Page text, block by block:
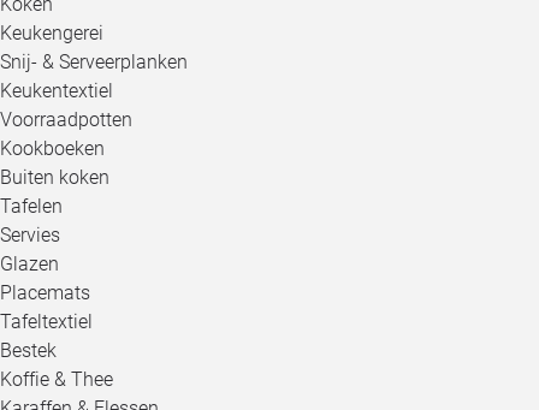
Keukengerei
Snij- & Serveerplanken
Keukentextiel
Voorraadpotten
Kookboeken
Buiten koken
Tafelen
Servies
Glazen
Placemats
Tafeltextiel
Bestek
Koffie & Thee